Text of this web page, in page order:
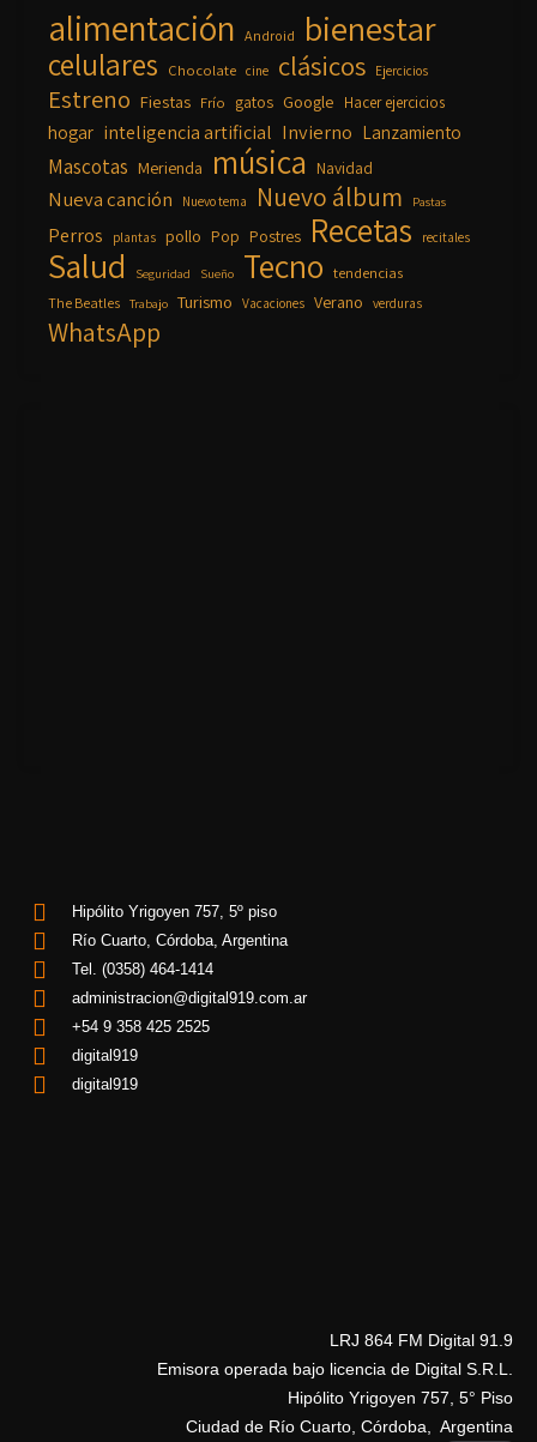
alimentación Android bienestar
celulares Chocolate cine clásicos Ejercicios
Estreno Fiestas Frío gatos Google Hacer ejercicios
hogar inteligencia artificial Invierno Lanzamiento
Mascotas Merienda música Navidad
Nueva canción Nuevo tema Nuevo álbum Pastas
Perros plantas pollo Pop Postres Recetas recitales
Salud Seguridad Sueño Tecno tendencias
The Beatles Trabajo Turismo Vacaciones Verano verduras
WhatsApp
Hipólito Yrigoyen 757, 5º piso
Río Cuarto, Córdoba, Argentina
Tel. (0358) 464-1414
administracion@digital919.com.ar
+54 9 358 425 2525
digital919
digital919
LRJ 864 FM Digital 91.9
Emisora operada bajo licencia de Digital S.R.L.
Hipólito Yrigoyen 757, 5° Piso
Ciudad de Río Cuarto, Córdoba, Argentina